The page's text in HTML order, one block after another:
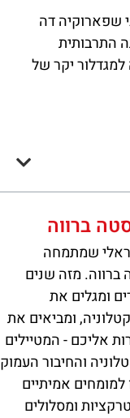
שפארוקיה דה
התרבותית
יקר של
ברווה
שמתמחה
ברווה. מזה שנים
ומגלים את
ומביאים את
אליכם - המטיילים
והחיבור העמוק
למומחים אמיתיים
ומסלולים